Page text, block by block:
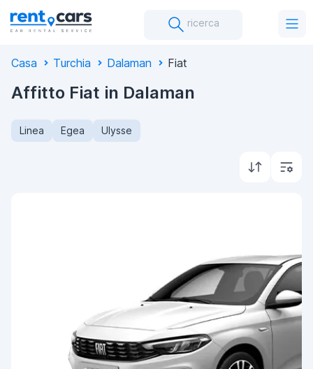
ricerca
Casa Turchia Dalaman Fiat
Affitto Fiat in Dalaman
Linea Egea Ulysse